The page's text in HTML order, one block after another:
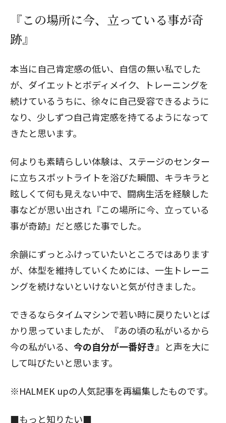
『この場所に今、立っている事が奇
跡』
本当に自己肯定感の低い、自信の無い私でした
が、ダイエットとボディメイク、トレーニングを
続けているうちに、徐々に自己受容できるように
なり、少しずつ自己肯定感を持てるようになって
きたと思います。
何よりも素晴らしい体験は、ステージのセンター
に立ちスポットライトを浴びた瞬間、キラキラと
眩しくて何も見えない中で、 闘病生活を経験した
事などが思い出され『この場所に今、立っている
事が奇跡』だと感じた事でした。
余韻にずっとふけっていたいところではあります
が、体型を維持していくためには、一生トレーニ
ングを続けないといけないと気が付きました。
できるならタイムマシンで若い時に戻りたいとば
かり思っていましたが、『あの頃の私がいるから
今の私がいる、 今の自分が一番好き』 と声を大に
して叫びたいと思います。
※HALMEK upの人気記事を再編集したものです。
■もっと知りたい■